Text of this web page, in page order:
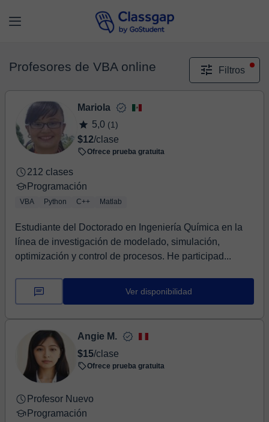
Profesores de VBA online Filtros
Mariola
5,0 (1)
$12/clase
Ofrece prueba gratuita
212 clases
Programación
VBA Python C++ Matlab
Estudiante del Doctorado en Ingeniería Química en la
línea de investigación de modelado, simulación,
optimización y control de procesos. He participad...
Ver disponibilidad
Angie M.
$15/clase
Ofrece prueba gratuita
Profesor Nuevo
Programación